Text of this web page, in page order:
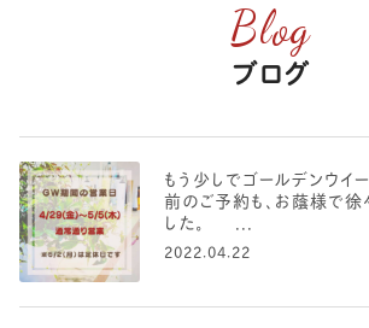
Blog
ブログ
もう少しでゴールデンウ
前のご予約も、お蔭様で徐
した。 ...
2022.04.22